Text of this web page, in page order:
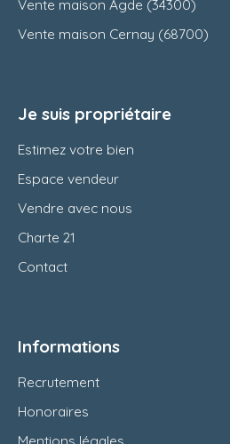
Vente maison Agde (34300)
Vente maison Cernay (68700)
Je suis propriétaire
Estimez votre bien
Espace vendeur
Vendre avec nous
Charte 21
Contact
Informations
Recrutement
Honoraires